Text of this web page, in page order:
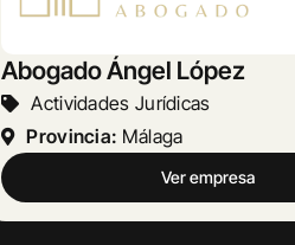
AMETRINA MUSIC
Otras Actividades Empresariales
Provincia: Barcelona
Ver empresa